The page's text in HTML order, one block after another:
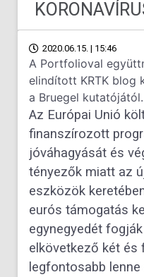
2020.06.15. | 15:46
A Portfolioval
elindított KRTK blog
a Bruegel kutatójától.
Az Európai Unió
finanszírozott
jóváhagyását és
tényezők miatt az
eszközök
eurós támogatás
egynegyedét
elkövetkező két és
legfontosabb